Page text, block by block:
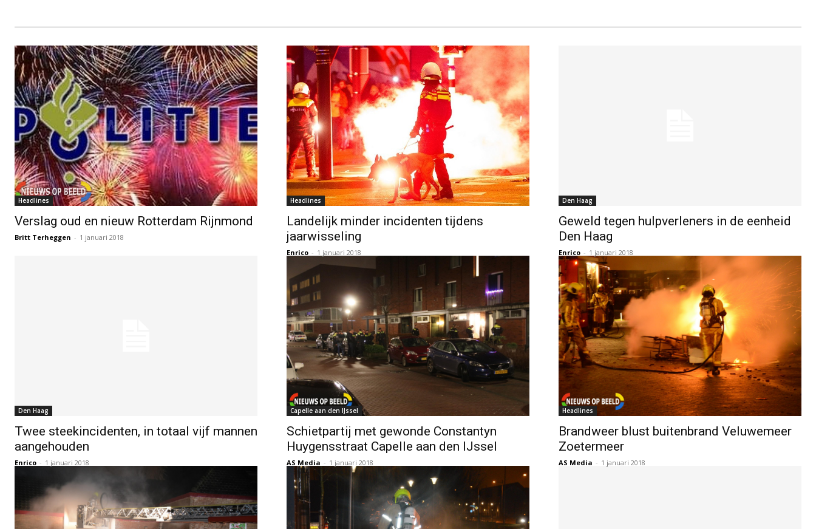
Headlines
Verslag oud en nieuw Rotterdam Rijnmond
Britt Terheggen - 1 januari 2018
Headlines
Landelijk minder incidenten tijdens
jaarwisseling
Enrico - 1 januari 2018
Den Haag
Geweld tegen hulpverleners in de eenheid
Den Haag
Enrico - 1 januari 2018
Den Haag
Twee steekincidenten, in totaal vijf mannen
aangehouden
Enrico - 1 januari 2018
Capelle aan den IJssel
Schietpartij met gewonde Constantyn
Huygensstraat Capelle aan den IJssel
AS Media - 1 januari 2018
Headlines
Brandweer blust buitenbrand Veluwemeer
Zoetermeer
AS Media - 1 januari 2018